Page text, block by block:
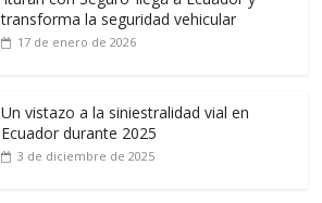
transforma la seguridad vehicular
17 de enero de 2026
Un vistazo a la siniestralidad vial en
Ecuador durante 2025
3 de diciembre de 2025